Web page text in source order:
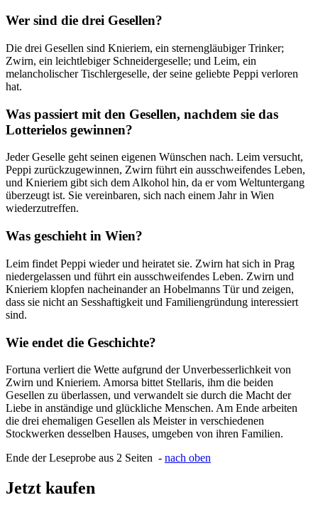
Wer sind die drei Gesellen?
Die drei Gesellen sind Knieriem, ein sternengläubiger Trinker;
Zwirn, ein leichtlebiger Schneidergeselle; und Leim, ein
melancholischer Tischlergeselle, der seine geliebte Peppi verloren
hat.
Was passiert mit den Gesellen, nachdem sie das
Lotterielos gewinnen?
Jeder Geselle geht seinen eigenen Wünschen nach. Leim versucht,
Peppi zurückzugewinnen, Zwirn führt ein ausschweifendes Leben,
und Knieriem gibt sich dem Alkohol hin, da er vom Weltuntergang
überzeugt ist. Sie vereinbaren, sich nach einem Jahr in Wien
wiederzutreffen.
Was geschieht in Wien?
Leim findet Peppi wieder und heiratet sie. Zwirn hat sich in Prag
niedergelassen und führt ein ausschweifendes Leben. Zwirn und
Knieriem klopfen nacheinander an Hobelmanns Tür und zeigen,
dass sie nicht an Sesshaftigkeit und Familiengründung interessiert
sind.
Wie endet die Geschichte?
Fortuna verliert die Wette aufgrund der Unverbesserlichkeit von
Zwirn und Knieriem. Amorsa bittet Stellaris, ihm die beiden
Gesellen zu überlassen, und verwandelt sie durch die Macht der
Liebe in anständige und glückliche Menschen. Am Ende arbeiten
die drei ehemaligen Gesellen als Meister in verschiedenen
Stockwerken desselben Hauses, umgeben von ihren Familien.
Ende der Leseprobe aus 2 Seiten - nach oben
Jetzt kaufen